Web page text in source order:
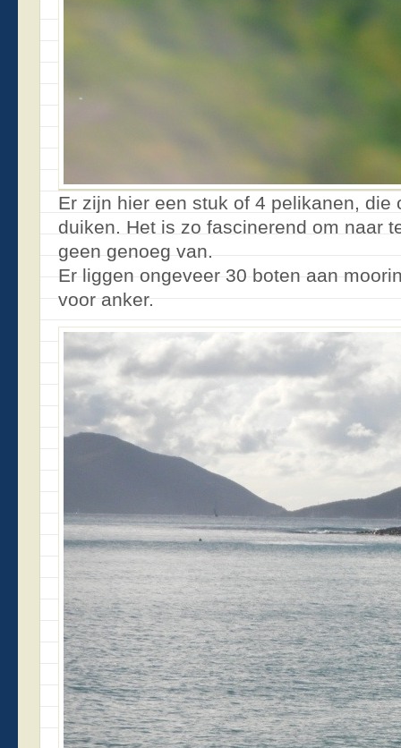
Er zijn hier een stuk of 4 pelikanen, die
duiken. Het is zo fascinerend om naar
geen genoeg van.
Er liggen ongeveer 30 boten aan
voor anker.